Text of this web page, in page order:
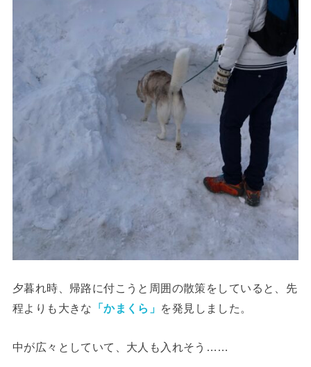
夕暮れ時、帰路に付こうと周囲の散策をしていると、先
程よりも大きな 「かまくら」 を発見しました。
中が広々としていて、大人も入れそう……